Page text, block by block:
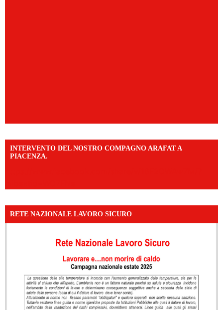
INTERVENTO DEL NOSTRO COMPAGNO ARAFAT A
PIACENZA.
RETE NAZIONALE LAVORO SICURO